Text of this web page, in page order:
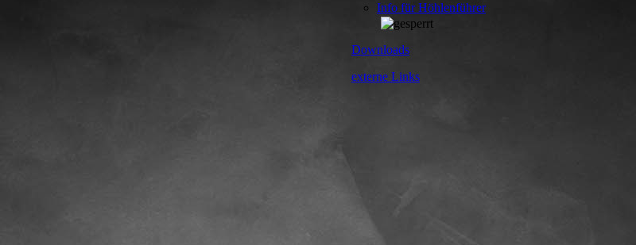
Info für Höhlenführer
Downloads
externe Links